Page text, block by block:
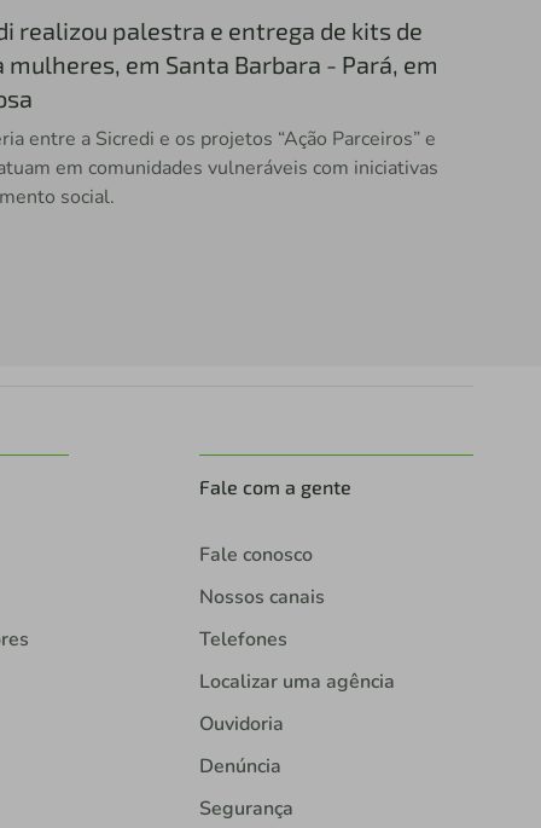
realizou palestra e entrega de kits de
em Santa Barbara - Pará, em
entre a Sicredi e os projetos “Ação Parceiros” e
em comunidades vulneráveis com iniciativas
social.
Fale com a gente
Fale conosco
Nossos canais
Telefones
Localizar uma agência
Ouvidoria
Denúncia
Segurança